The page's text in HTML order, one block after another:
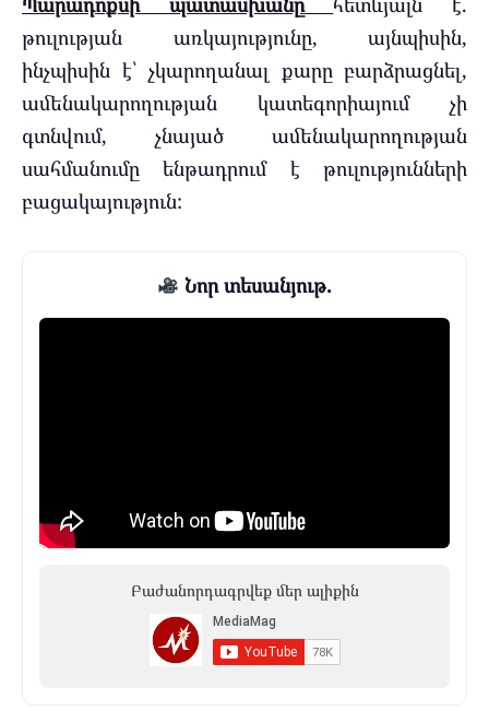
թուլության առկայությունը, այնպիսին,
ինչպիսին է՝ չկարողանալ քարը բարձրացնել,
ամենակարողության կատեգորիայում չի
գտնվում, չնայած ամենակարողության
սահմանումը ենթադրում է թուլությունների
բացակայություն:
Նոր տեսանյութ.
Բաժանորդագրվեք մեր ալիքին